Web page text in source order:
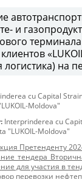
и
логистика) на
cu Capital
Moldova"
Interprinderea cu
"LUKOIL-Moldova"
Претенденту
для участия в
перевозки